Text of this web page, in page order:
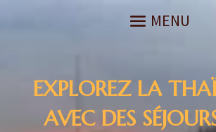
EXPLOREZ LA
AVEC DES